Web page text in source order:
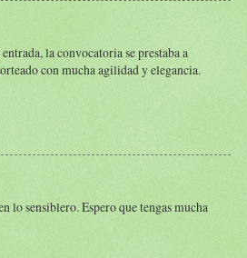
la convocatoria se prestaba a
con mucha agilidad y elegancia.
lo sensiblero. Espero que tengas mucha